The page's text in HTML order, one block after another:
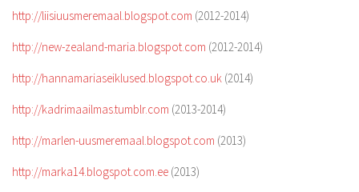
http://liisiuusmeremaal.blogspot.com (2012-2014)
http://new-zealand-maria.blogspot.com (2012-2014)
http://hannamariaseiklused.blogspot.co.uk (2014)
http://kadrimaailmas.tumblr.com (2013-2014)
http://marlen-uusmeremaal.blogspot.com (2013)
http://marka14.blogspot.com.ee (2013)